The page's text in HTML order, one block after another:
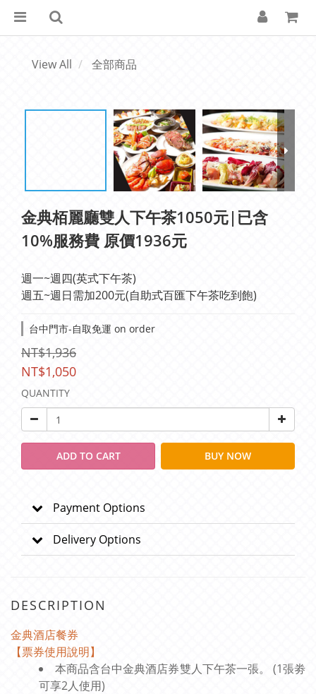
View All 全部商品
金典栢麗廳雙人下午茶1050元|已含
10%服務費 原價1936元
週一~週四(英式下午茶)
週五~週日需加200元(自助式百匯下午茶吃到飽)
台中門市-自取免運 on order
NT$1,936
NT$1,050
QUANTITY
ADD TO CART BUY NOW
Payment Options
Delivery Options
DESCRIPTION
金典酒店餐券
【票券使用說明】
本商品含台中金典酒店券雙人下午茶一張。 (1張劵
可享2人使用)